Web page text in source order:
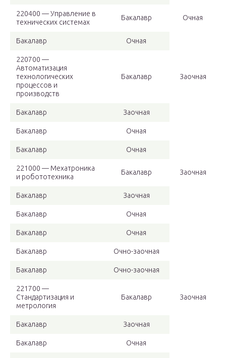
220400 — Управление в
технических системах
Бакалавр Очная
Бакалавр Очная
220700 —
Автоматизация
технологических
процессов и
производств
Бакалавр Заочная
Бакалавр Заочная
Бакалавр Очная
Бакалавр Очная
221000 — Мехатроника
и робототехника
Бакалавр Заочная
Бакалавр Заочная
Бакалавр Очная
Бакалавр Очная
Бакалавр Очно-заочная
Бакалавр Очно-заочная
221700 —
Стандартизация и
метрология
Бакалавр Заочная
Бакалавр Заочная
Бакалавр Очная